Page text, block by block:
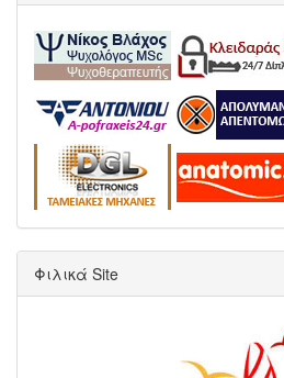
Φιλικά Site